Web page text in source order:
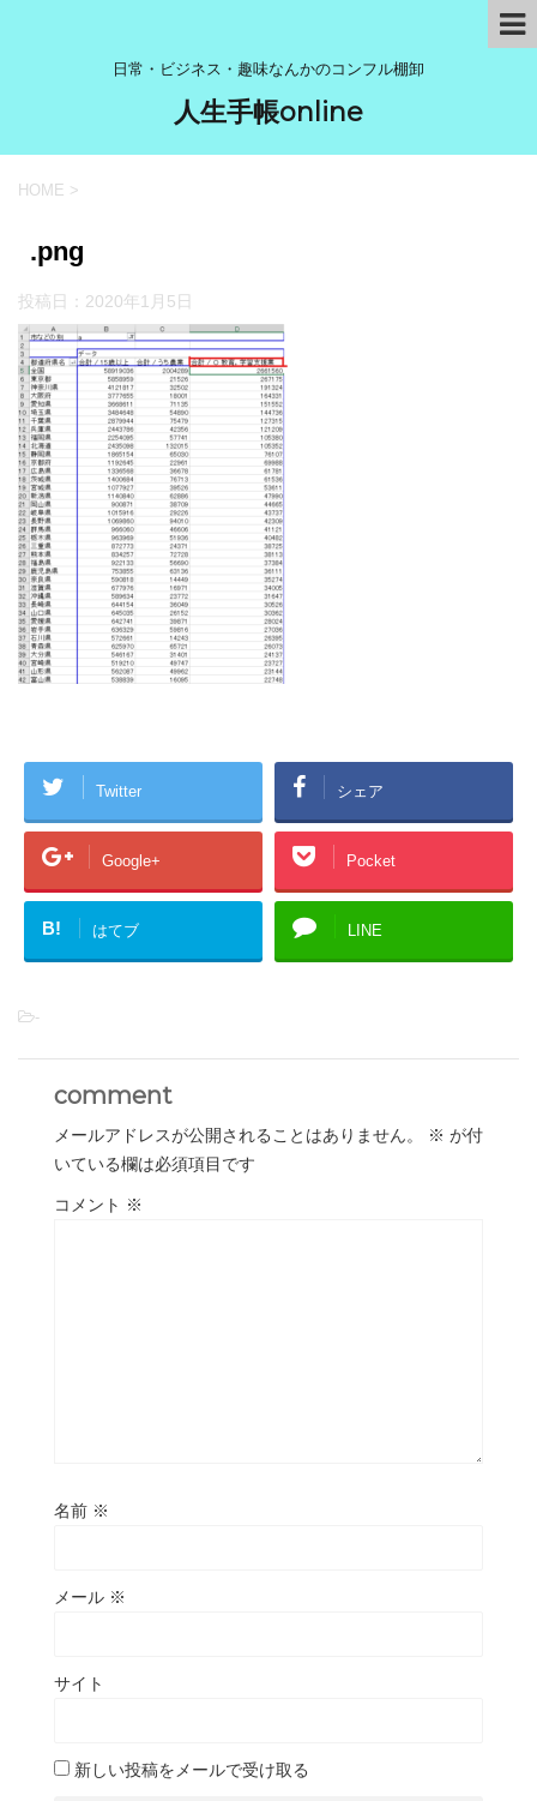
日常・ビジネス・趣味なんかのコンフル棚卸
人生手帳online
HOME >
.png
投稿日： 2020年1月5日
Twitter シェア
Google+ Pocket
B! はてブ LINE
-
comment
メールアドレスが公開されることはありません。 ※ が付
いている欄は必須項目です
コメント ※
名前 ※
メール ※
サイト
新しい投稿をメールで受け取る